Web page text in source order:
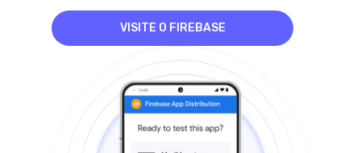
VISITE O FIREBASE